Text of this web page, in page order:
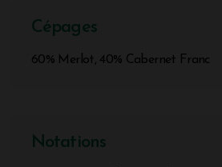
Cépages
60% Merlot, 40% Cabernet Franc
Notations